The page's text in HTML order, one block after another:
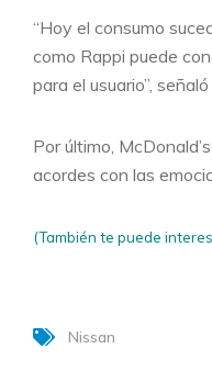
“Hoy el consumo
como Rappi puede
para el usuario”, señaló
Por último,
acordes con las
(También te puede
Nissan